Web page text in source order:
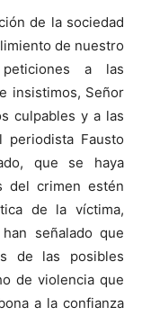
de la sociedad
de nuestro
a las
insistimos, Señor
culpables y a las
periodista Fausto
que se haya
del crimen estén
de la víctima,
señalado que
de las posibles
de violencia que
a la confianza